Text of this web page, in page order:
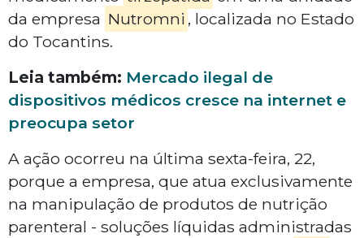
da empresa Nutromni , localizada no Estado
do Tocantins.
Leia também: Mercado ilegal de
dispositivos médicos cresce na internet e
preocupa setor
A ação ocorreu na última sexta-feira, 22,
porque a empresa, que atua exclusivamente
na manipulação de produtos de nutrição
parenteral - soluções líquidas administradas